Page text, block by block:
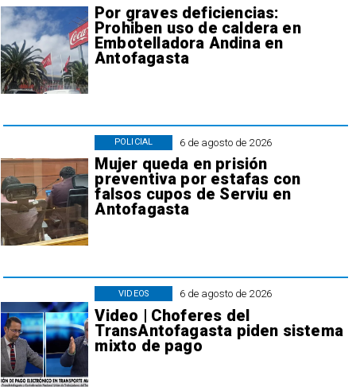
Por graves deficiencias:
Prohiben uso de caldera en
Embotelladora Andina en
Antofagasta
6 de agosto de 2026
Mujer queda en prisión
preventiva por estafas con
falsos cupos de Serviu en
Antofagasta
POLICIAL
6 de agosto de 2026
Video | Choferes del
TransAntofagasta piden sistema
mixto de pago
VIDEOS